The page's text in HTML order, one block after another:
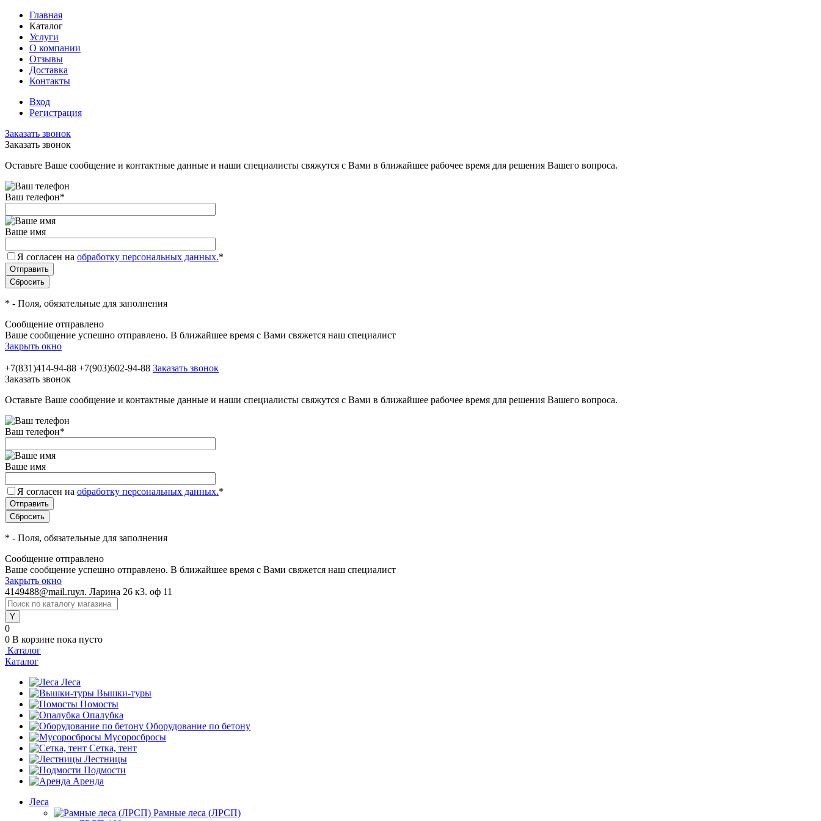
Главная
Каталог
Услуги
О компании
Отзывы
Доставка
Контакты
Вход
Регистрация
Заказать звонок
Заказать звонок
Оставьте Ваше сообщение и контактные данные и наши специалисты свяжутся с Вами в ближайшее рабочее время для решения Вашего вопроса.
Ваш телефон*
Ваше имя
Я согласен на обработку персональных данных.*
* - Поля, обязательные для заполнения
Сообщение отправлено
Ваше сообщение успешно отправлено. В ближайшее время с Вами свяжется наш специалист
Закрыть окно
+7(831)414-94-88 +7(903)602-94-88 Заказать звонок
Заказать звонок
Оставьте Ваше сообщение и контактные данные и наши специалисты свяжутся с Вами в ближайшее рабочее время для решения Вашего вопроса.
Ваш телефон*
Ваше имя
Я согласен на обработку персональных данных.*
* - Поля, обязательные для заполнения
Сообщение отправлено
Ваше сообщение успешно отправлено. В ближайшее время с Вами свяжется наш специалист
Закрыть окно
4149488@mail.ruул. Ларина 26 к3. оф 11
0
0 В корзине пока пусто
Каталог
Каталог
Леса
Вышки-туры
Помосты
Опалубка
Оборудование по бетону
Мусороcбросы
Сетка, тент
Лестницы
Подмости
Аренда
Леса
Рамные леса (ЛРСП)